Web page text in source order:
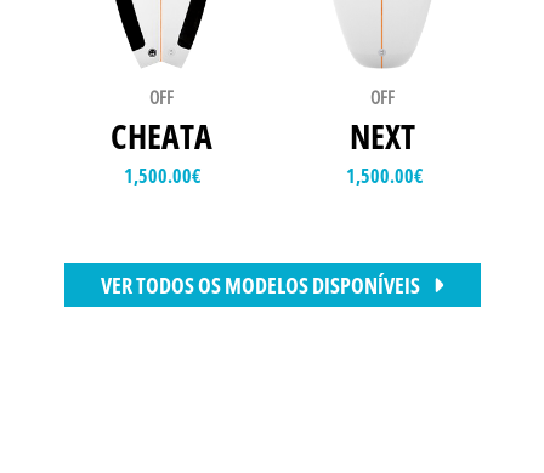
OFF
CHEATA
1,500.00€
OFF
NEXT
1,500.00€
VER TODOS OS MODELOS DISPONÍVEIS